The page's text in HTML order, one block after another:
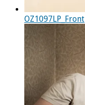
OZ1097LP_Front